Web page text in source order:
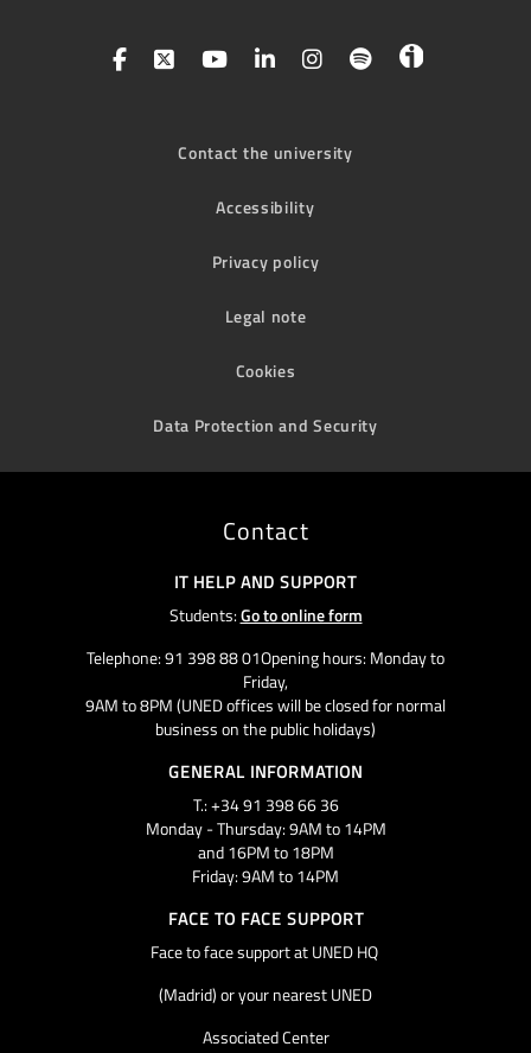
Contact the university
Accessibility
Privacy policy
Legal note
Cookies
Data Protection and Security
Contact
IT HELP AND SUPPORT
Students:Go to online form
Telephone: 91 398 88 01Opening hours: Monday to
Friday,
9AM to 8PM (UNED offices will be closed for normal
business on the public holidays)
GENERAL INFORMATION
T.: +34 91 398 66 36
Monday - Thursday: 9AM to 14PM
and 16PM to 18PM
Friday: 9AM to 14PM
FACE TO FACE SUPPORT
Face to face support at UNED HQ
(Madrid) or your nearest UNED
Associated Center